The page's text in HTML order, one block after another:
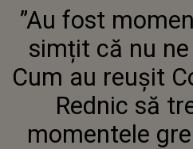
AM
”Au fost
simțit că nu ne
Cum au reușit
Rednic să
momentele